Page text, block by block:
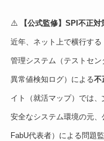
⚠️ 【公式監修】SPI不正
近年、ネット上で横行す
管理システム（テストセ
異常値検知ログ）による不
イト（就活マップ）では
安全なシステム環境の元
FabU代表者）による問題